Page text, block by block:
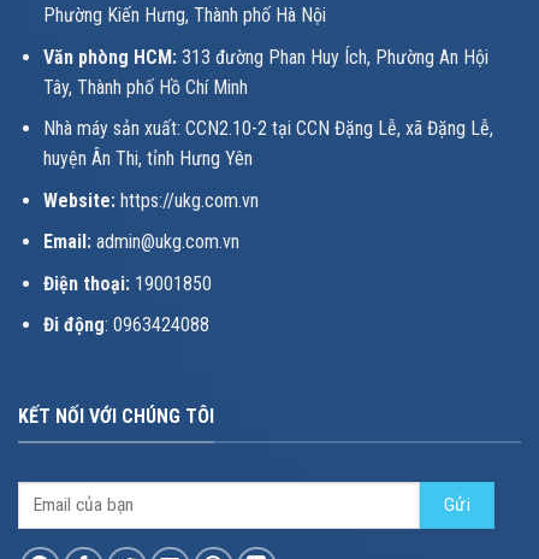
Phường Kiến Hưng, Thành phố Hà Nội
Văn phòng HCM: 313 đường Phan Huy Ích, Phường An Hội
Tây, Thành phố Hồ Chí Minh
Nhà máy sản xuất: CCN2.10-2 tại CCN Đặng Lễ, xã Đặng Lễ,
huyện Ân Thi, tỉnh Hưng Yên
Website: https://ukg.com.vn
Email: admin@ukg.com.vn
Điện thoại: 19001850
Đi động: 0963424088
KẾT NỐI VỚI CHÚNG TÔI